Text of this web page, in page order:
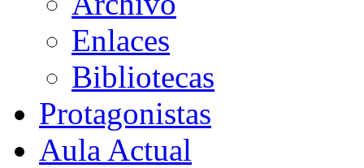
Enlaces
Bibliotecas
Protagonistas
Aula Actual